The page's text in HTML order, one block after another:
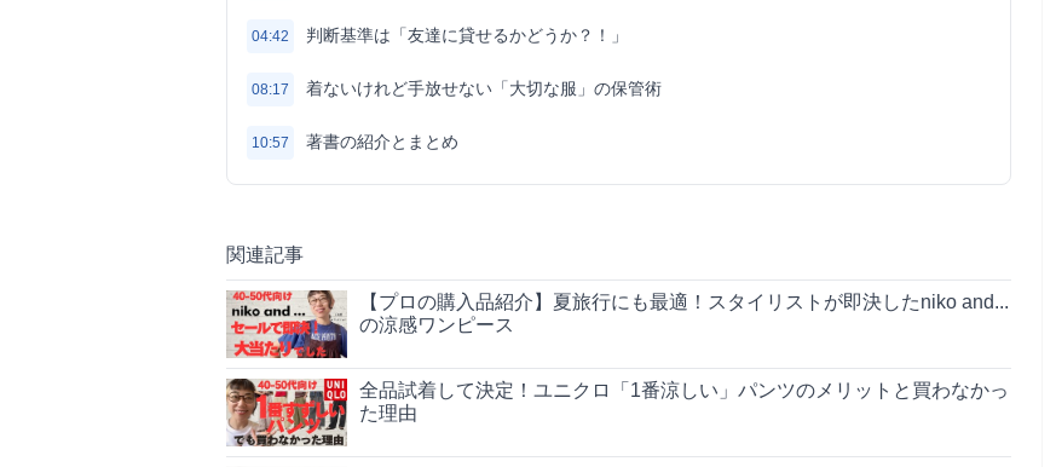
04:42 判断基準は「友達に貸せるかどうか？！」
08:17 着ないけれど手放せない「大切な服」の保管術
10:57 著書の紹介とまとめ
関連記事
【プロの購入品紹介】夏旅行にも最適！スタイリストが即決したniko and...
の涼感ワンピース
全品試着して決定！ユニクロ「1番涼しい」パンツのメリットと買わなかっ
た理由